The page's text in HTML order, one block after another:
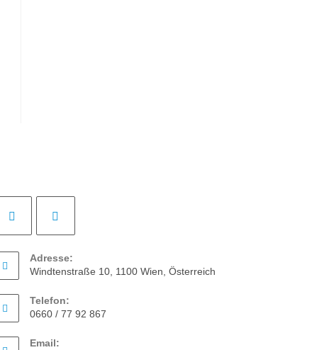
Adresse:
Windtenstraße 10, 1100 Wien, Österreich
Telefon:
0660 / 77 92 867
Email: